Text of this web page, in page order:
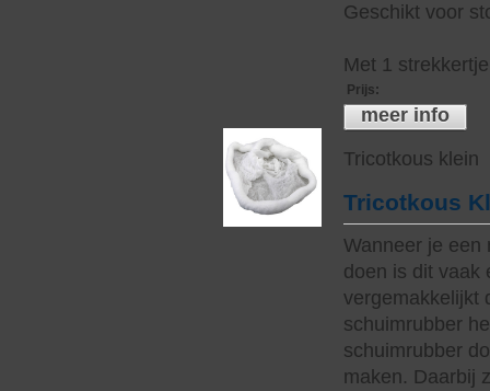
Geschikt voor
Met 1
Prijs:
meer info
Tricotkous klein
Tricotkous
Wanneer je een
doen is dit vaak
vergemakkelijkt
schuimrubber
schuimrubber
maken. Daarbij